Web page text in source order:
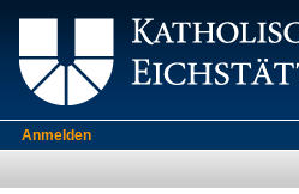
Anmelden